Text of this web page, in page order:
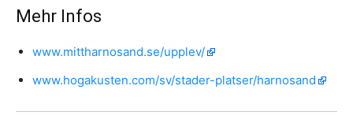
Mehr Infos
www.mittharnosand.se/upplev/
www.hogakusten.com/sv/stader-platser/harnosand